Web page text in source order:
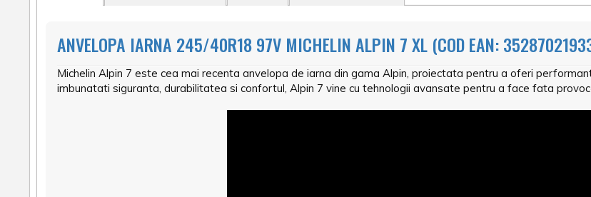
ANVELOPA IARNA 245/40R18 97V MICHELIN ALPIN 7 XL (COD EAN:
Michelin Alpin 7 este cea mai recenta anvelopa de iarna din gama Alpin, proiectata pentru a oferi
imbunatati siguranta, durabilitatea si confortul, Alpin 7 vine cu tehnologii avansate pentru a face fata